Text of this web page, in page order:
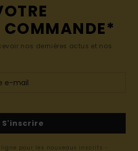
COMMANDE*
nos dernières actus et nos
S'inscrire
pour les nouveaux inscrits -